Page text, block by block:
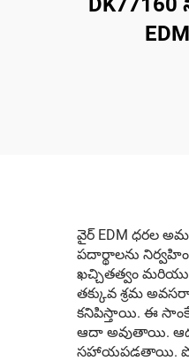
వైర్ EDM ధరల
పదార్థాలను
ఖచ్చితత్వం మరియు
తక్కువ శ్రమ
కనిపిస్తాయి. ఈ
ఆదా అవుతాయి.
సహాయపడతాయి.